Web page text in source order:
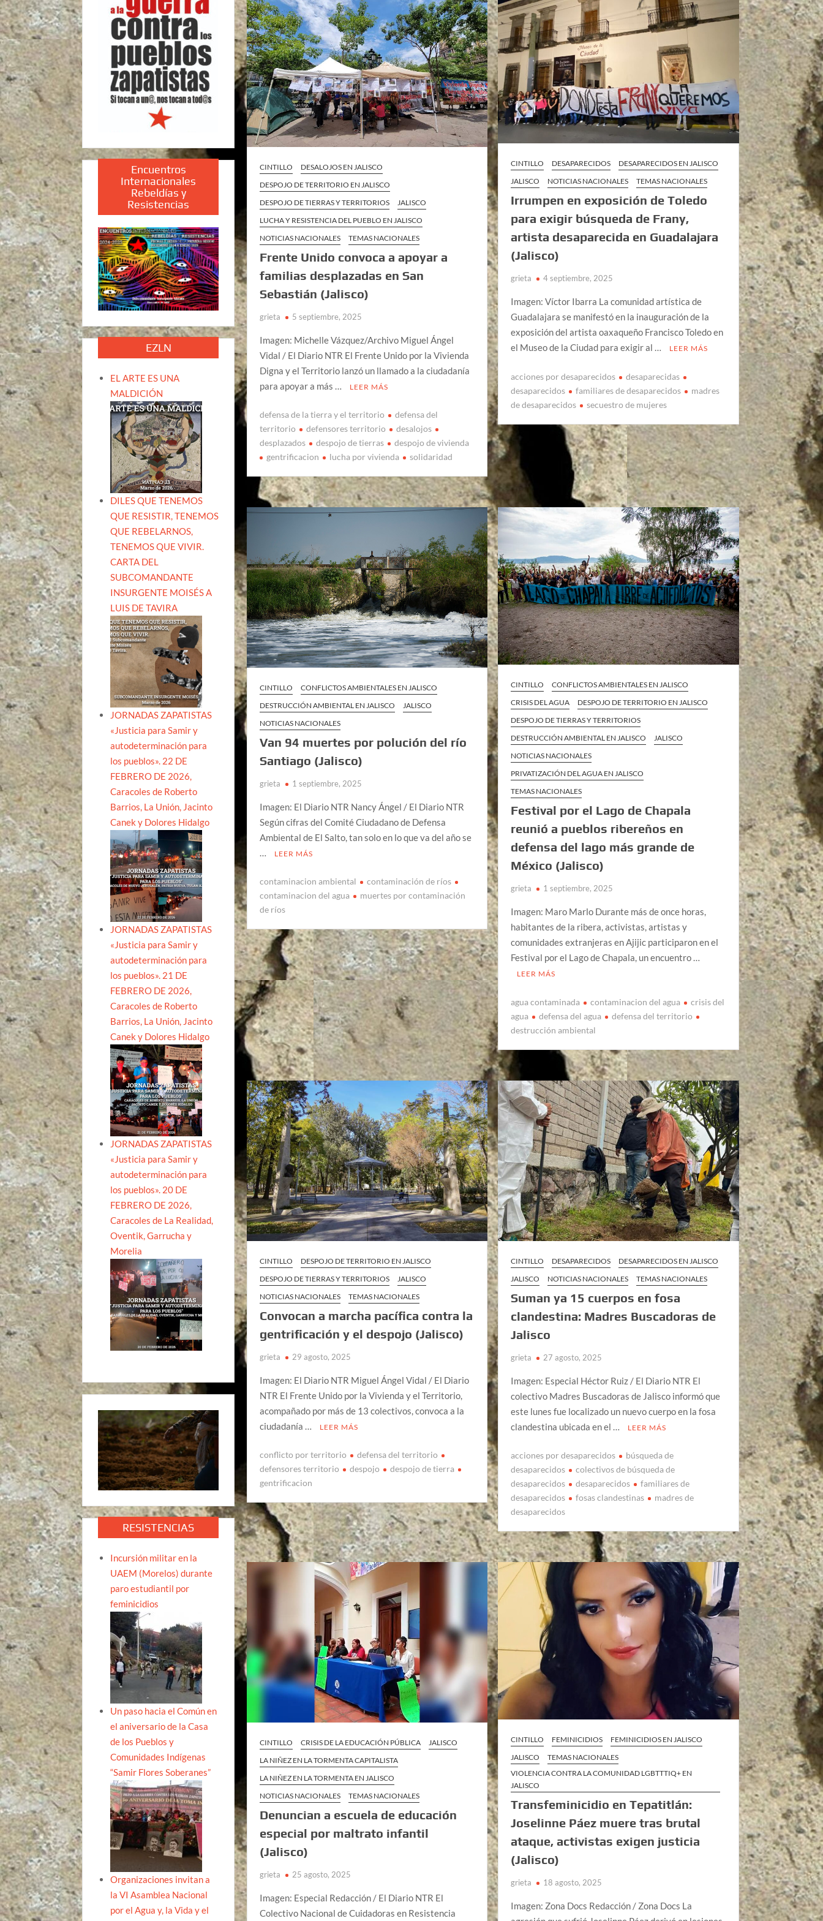
CINTILLO
DESALOJOS EN JALISCO
DESPOJO DE TERRITORIO EN JALISCO
DESPOJO DE TIERRAS Y TERRITORIOS
JALISCO
LUCHA Y RESISTENCIA DEL PUEBLO EN JALISCO
NOTICIAS NACIONALES
TEMAS NACIONALES
Frente Unido convoca a apoyar a
familias desplazadas en San
Sebastián (Jalisco)
grieta 5 septiembre, 2025
Imagen: Michelle Vázquez/Archivo Miguel Ángel
Vidal / El Diario NTR El Frente Unido por la Vivienda
Digna y el Territorio lanzó un llamado a la ciudadanía
para apoyar a más …
LEER MÁS
defensa de la tierra y el territorio
defensa del
territorio
defensores territorio
desalojos
desplazados
despojo de tierras
despojo de vivienda
gentrificacion
lucha por vivienda solidaridad
CINTILLO DESAPARECIDOS
DESAPARECIDOS EN JALISCO
JALISCO
NOTICIAS NACIONALES TEMAS NACIONALES
Irrumpen en exposición de Toledo
para exigir búsqueda de Frany,
artista desaparecida en Guadalajara
(Jalisco)
grieta 4 septiembre, 2025
Imagen: Víctor Ibarra La comunidad artística de
Guadalajara se manifestó en la inauguración de la
exposición del artista oaxaqueño Francisco Toledo en
el Museo de la Ciudad para exigir al …
LEER MÁS
acciones por desaparecidos
desaparecidas
desaparecidos
familiares de desaparecidos
madres
de desaparecidos
secuestro de mujeres
CINTILLO
CONFLICTOS AMBIENTALES EN JALISCO
DESTRUCCIÓN AMBIENTAL EN JALISCO
JALISCO
NOTICIAS NACIONALES
Van 94 muertes por polución del río
Santiago (Jalisco)
grieta 1 septiembre, 2025
Imagen: El Diario NTR Nancy Ángel / El Diario NTR
Según cifras del Comité Ciudadano de Defensa
Ambiental de El Salto, tan solo en lo que va del año se
…
LEER MÁS
contaminacion ambiental
contaminación de ríos
contaminacion del agua
muertes por contaminación
de ríos
CINTILLO
CONFLICTOS AMBIENTALES EN JALISCO
CRISIS DEL AGUA
DESPOJO DE TERRITORIO EN JALISCO
DESPOJO DE TIERRAS Y TERRITORIOS
DESTRUCCIÓN AMBIENTAL EN JALISCO
JALISCO
NOTICIAS NACIONALES
PRIVATIZACIÓN DEL AGUA EN JALISCO
TEMAS NACIONALES
Festival por el Lago de Chapala
reunió a pueblos ribereños en
defensa del lago más grande de
México (Jalisco)
grieta 1 septiembre, 2025
Imagen: Maro Marlo Durante más de once horas,
habitantes de la ribera, activistas, artistas y
comunidades extranjeras en Ajijic participaron en el
Festival por el Lago de Chapala, un encuentro …
LEER MÁS
agua contaminada contaminacion del agua
crisis del
agua
defensa del agua
defensa del territorio
destrucción ambiental
CINTILLO
DESPOJO DE TERRITORIO EN JALISCO
DESPOJO DE TIERRAS Y TERRITORIOS
JALISCO
NOTICIAS NACIONALES
TEMAS NACIONALES
Convocan a marcha pacífica contra la
gentrificación y el despojo (Jalisco)
grieta 29 agosto, 2025
Imagen: El Diario NTR Miguel Ángel Vidal / El Diario
NTR El Frente Unido por la Vivienda y el Territorio,
acompañado por más de 13 colectivos, convoca a la
ciudadanía …
LEER MÁS
conflicto por territorio
defensa del territorio
defensores territorio
despojo
despojo de tierra
gentrificacion
CINTILLO DESAPARECIDOS
DESAPARECIDOS EN JALISCO
JALISCO
NOTICIAS NACIONALES TEMAS NACIONALES
Suman ya 15 cuerpos en fosa
clandestina: Madres Buscadoras de
Jalisco
grieta 27 agosto, 2025
Imagen: Especial Héctor Ruiz / El Diario NTR El
colectivo Madres Buscadoras de Jalisco informó que
este lunes fue localizado un nuevo cuerpo en la fosa
clandestina ubicada en el …
LEER MÁS
acciones por desaparecidos
búsqueda de
desaparecidos
colectivos de búsqueda de
desaparecidos
desaparecidos
familiares de
desaparecidos
fosas clandestinas
madres de
desaparecidos
CINTILLO CRISIS DE LA EDUCACIÓN PÚBLICA
JALISCO
LA NIÑEZ EN LA TORMENTA CAPITALISTA
LA NIÑEZ EN LA TORMENTA EN JALISCO
NOTICIAS NACIONALES
TEMAS NACIONALES
Denuncian a escuela de educación
especial por maltrato infantil
(Jalisco)
grieta 25 agosto, 2025
Imagen: Especial Redacción / El Diario NTR El
Colectivo Nacional de Cuidadoras en Resistencia
CINTILLO FEMINICIDIOS
FEMINICIDIOS EN JALISCO
JALISCO
TEMAS NACIONALES
VIOLENCIA CONTRA LA COMUNIDAD LGBTTTIQ+ EN
JALISCO
Transfeminicidio en Tepatitlán:
Joselinne Páez muere tras brutal
ataque, activistas exigen justicia
(Jalisco)
grieta 18 agosto, 2025
Imagen: Zona Docs Redacción / Zona Docs La
Encuentros
Internacionales
Rebeldías y
Resistencias
EZLN
EL ARTE ES UNA
MALDICIÓN
DILES QUE TENEMOS
QUE RESISTIR, TENEMOS
QUE REBELARNOS,
TENEMOS QUE VIVIR.
CARTA DEL
SUBCOMANDANTE
INSURGENTE MOISÉS A
LUIS DE TAVIRA
JORNADAS ZAPATISTAS
«Justicia para Samir y
autodeterminación para
los pueblos». 22 DE
FEBRERO DE 2026,
Caracoles de Roberto
Barrios, La Unión, Jacinto
Canek y Dolores Hidalgo
JORNADAS ZAPATISTAS
«Justicia para Samir y
autodeterminación para
los pueblos». 21 DE
FEBRERO DE 2026,
Caracoles de Roberto
Barrios, La Unión, Jacinto
Canek y Dolores Hidalgo
JORNADAS ZAPATISTAS
«Justicia para Samir y
autodeterminación para
los pueblos». 20 DE
FEBRERO DE 2026,
Caracoles de La Realidad,
Oventik, Garrucha y
Morelia
RESISTENCIAS
Incursión militar en la
UAEM (Morelos) durante
paro estudiantil por
feminicidios
Un paso hacia el Común en
el aniversario de la Casa
de los Pueblos y
Comunidades Indígenas
“Samir Flores Soberanes”
Organizaciones invitan a
la VI Asamblea Nacional
por el Agua y, la Vida y el